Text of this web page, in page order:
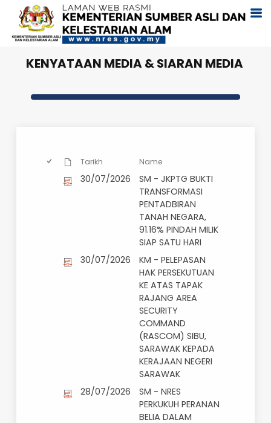
KENYATAAN MEDIA & SIARAN
Tarikh Name
30/07/2026
SM - JKPTG BUKTI
TRANSFORMASI
PENTADBIRAN
TANAH NEGARA,
91.16% PINDAH MILIK
SIAP SATU HARI
30/07/2026
KM - PELEPASAN
HAK PERSEKUTUAN
KE ATAS TAPAK
RAJANG AREA
SECURITY
COMMAND
(RASCOM) SIBU,
SARAWAK KEPADA
KERAJAAN NEGERI
SARAWAK